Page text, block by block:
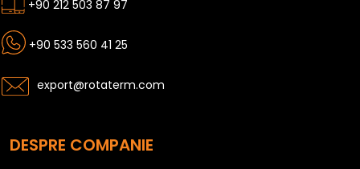
+90 212 503 87 97
+90 533 560 41 25
export@rotaterm.com
DESPRE COMPANIE